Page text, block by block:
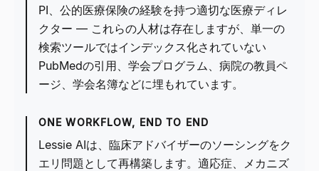
PI、公的医療保険の経験を持つ適切な医療ディレ
クター — これらの人材は存在しますが、単一の
検索ツールではインデックス化されていない
PubMedの引用、学会プログラム、病院の教員ペ
ージ、学会名簿などに埋もれています。
ONE WORKFLOW, END TO END
Lessie AIは、臨床アドバイザーのソーシングをク
エリ問題として再構築します。適応症、メカニズ